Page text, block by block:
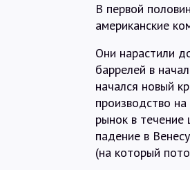
В первой
американские
Они нарастили
баррелей в
начался новый
производство
рынок в течение
падение в
(на который